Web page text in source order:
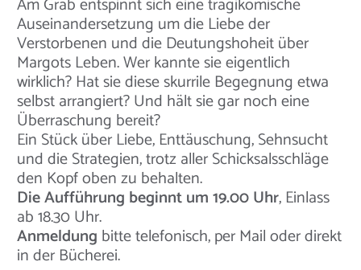
Auseinandersetzung um die Liebe der
Verstorbenen und die Deutungshoheit über
Margots Leben. Wer kannte sie eigentlich
wirklich? Hat sie diese skurrile Begegnung etwa
selbst arrangiert? Und hält sie gar noch eine
Überraschung bereit?
Ein Stück über Liebe, Enttäuschung, Sehnsucht
und die Strategien, trotz aller Schicksalsschläge
den Kopf oben zu behalten.
Die Aufführung beginnt um 19.00 Uhr, Einlass
ab 18.30 Uhr.
Anmeldung bitte telefonisch, per Mail oder direkt
in der Bücherei.